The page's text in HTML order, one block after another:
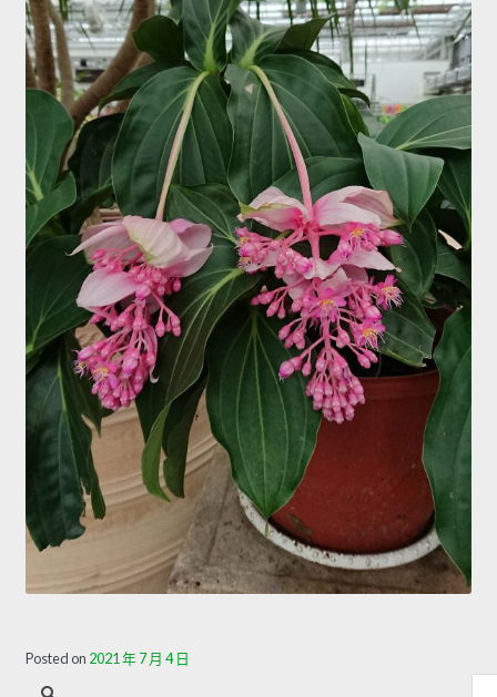
Posted on 2021 年 7 月 4 日